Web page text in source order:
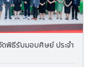
พิธีรับมอบศิษย์ ประจำ